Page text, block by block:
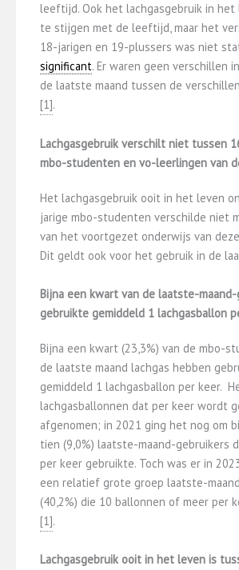
leeftijd. Ook het lachgasgebruik in
te stijgen met de leeftijd, maar het
18-jarigen en 19-plussers was niet
significant. Er waren geen verschillen
de laatste maand tussen de
​[1]​.
Lachgasgebruik verschilt niet tussen
mbo-studenten en vo-leerlingen van
Het lachgasgebruik ooit in het leven
jarige mbo-studenten verschilde niet
van het voortgezet onderwijs van
Dit geldt ook voor het gebruik in de
Bijna een kwart van de laatste-
gebruikte gemiddeld 1 lachgasballon
Bijna een kwart (23,3%) van de mbo-
de laatste maand lachgas hebben
gemiddeld 1 lachgasballon per keer.
lachgasballonnen dat per keer wordt
afgenomen; in 2021 ging het nog om
tien (9,0%) laatste-maand-gebruikers
per keer gebruikte. Toch was er in
een relatief grote groep laatste-
(40,2%) die 10 ballonnen of meer per
​[1]​.
Lachgasgebruik ooit in het leven is